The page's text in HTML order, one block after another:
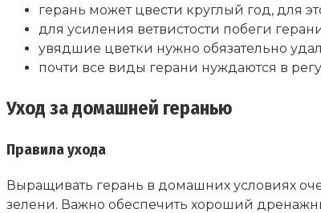
герань может цвести круглый год, для
для усиления ветвистости побеги
увядшие цветки нужно обязательно
почти все виды герани нуждаются в
Уход за домашней геранью
Правила ухода
Выращивать герань в домашних условиях
зелени. Важно обеспечить хороший